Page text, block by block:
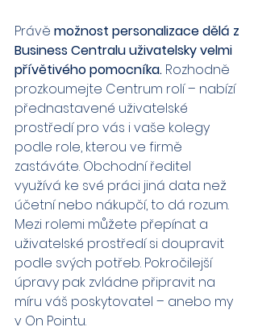
Právě možnost personalizace dělá z
Business Centralu uživatelsky velmi
přívětivého pomocníka. Rozhodně
prozkoumejte Centrum rolí – nabízí
přednastavené uživatelské
prostředí pro vás i vaše kolegy
podle role, kterou ve firmě
zastáváte. Obchodní ředitel
využívá ke své práci jiná data než
účetní nebo nákupčí, to dá rozum.
Mezi rolemi můžete přepínat a
uživatelské prostředí si doupravit
podle svých potřeb. Pokročilejší
úpravy pak zvládne připravit na
míru váš poskytovatel – anebo my
v On Pointu.